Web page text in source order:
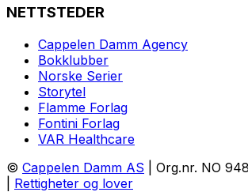
NETTSTEDER
Cappelen Damm Agency
Bokklubber
Norske Serier
Storytel
Flamme Forlag
Fontini Forlag
VAR Healthcare
© Cappelen Damm AS | Org.nr. NO
Rettigheter og lover